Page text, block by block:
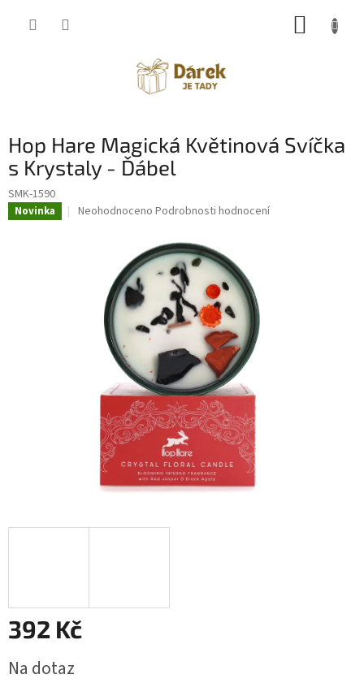
Hop Hare Magická Květinová Svíčka
s Krystaly - Ďábel
SMK-1590
Novinka
Průměrné
hvězdiček.
Neohodnoceno Podrobnosti hodnocení
392 Kč
cena:
Na dotaz